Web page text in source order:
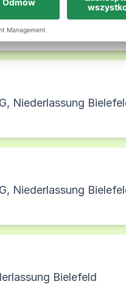
Bielefeld
Niederlassung
Niederlassung
Bielefeld